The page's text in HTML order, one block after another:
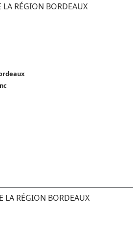
LA RÉGION BORDEAUX
LA RÉGION BORDEAUX